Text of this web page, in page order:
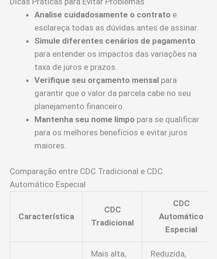
Analise cuidadosamente o contrato e
esclareça todas as dúvidas antes de assinar.
Simule diferentes cenários de pagamento
para entender os impactos das variações na
taxa de juros e prazos.
Verifique seu orçamento mensal para
garantir que o valor da parcela cabe no seu
planejamento financeiro.
Mantenha seu nome limpo para se qualificar
para os melhores benefícios e evitar juros
maiores.
Comparação entre CDC Tradicional e CDC
Automático Especial
Característica
CDC
Tradicional
CDC
Automático
Especial
Mais alta,
Reduzida,